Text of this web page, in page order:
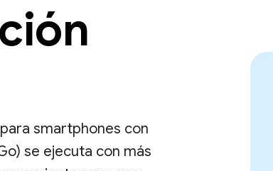
smartphones con
se ejecuta con más